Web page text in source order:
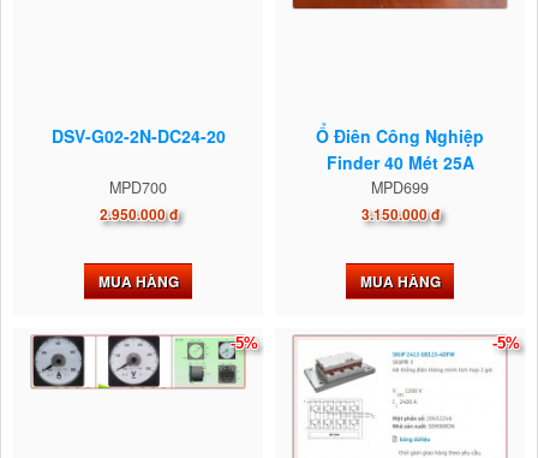
DSV-G02-2N-DC24-20
MPD700
2.950.000 đ
MUA HÀNG
Ổ Điên Công Nghiệp
Finder 40 Mét 25A
MPD699
3.150.000 đ
MUA HÀNG
-5% -5%